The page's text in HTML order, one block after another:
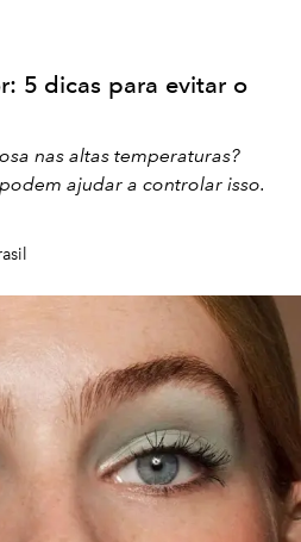
5 dicas para evitar o
nas altas temperaturas?
ajudar a controlar isso.